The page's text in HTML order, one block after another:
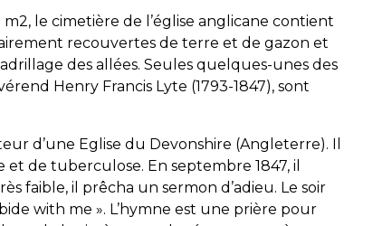
le cimetière de l’église anglicane contient
recouvertes de terre et de gazon et
des allées. Seules quelques-unes des
Henry Francis Lyte (1793-1847), sont
d’une Eglise du Devonshire (Angleterre). Il
de tuberculose. En septembre 1847, il
faible, il prêcha un sermon d’adieu. Le soir
with me ». L’hymne est une prière pour